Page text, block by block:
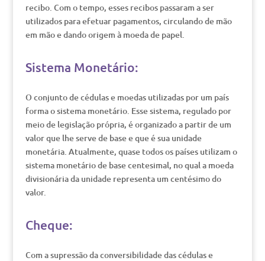
recibo. Com o tempo, esses recibos passaram a ser
utilizados para efetuar pagamentos, circulando de mão
em mão e dando origem à moeda de papel.
Sistema Monetário:
O conjunto de cédulas e moedas utilizadas por um país
forma o sistema monetário. Esse sistema, regulado por
meio de legislação própria, é organizado a partir de um
valor que lhe serve de base e que é sua unidade
monetária. Atualmente, quase todos os países utilizam o
sistema monetário de base centesimal, no qual a moeda
divisionária da unidade representa um centésimo do
valor.
Cheque:
Com a supressão da conversibilidade das cédulas e